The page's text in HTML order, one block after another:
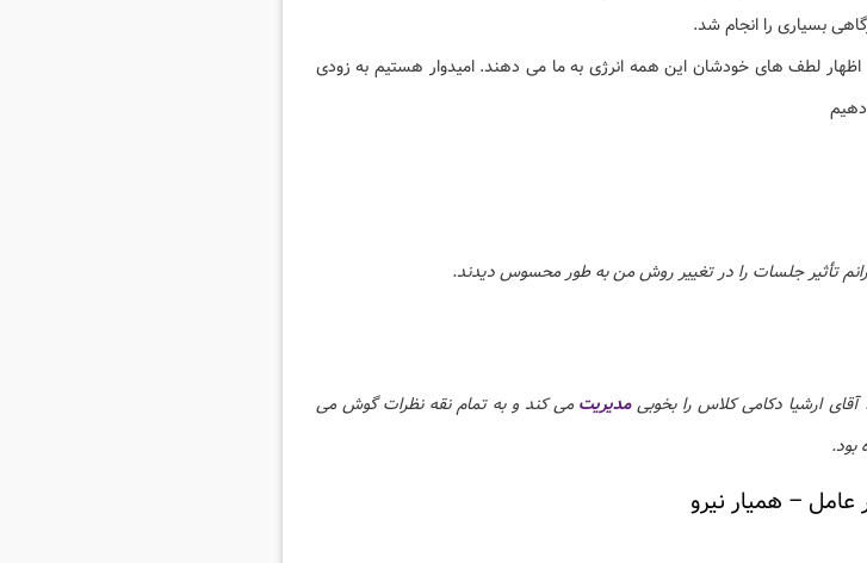
بسیاری را انجام شد.
لطف های خودشان این همه انرژی به ما می دهند. امیدوار هستیم به زودی
دهیم
ارشیا دکامی کلاس را بخوبیمدیریت می کند و به تمام نقه نظرات گوش می
بود.
عامل – همیار نیرو